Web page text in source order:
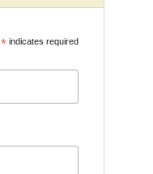
*indicates required